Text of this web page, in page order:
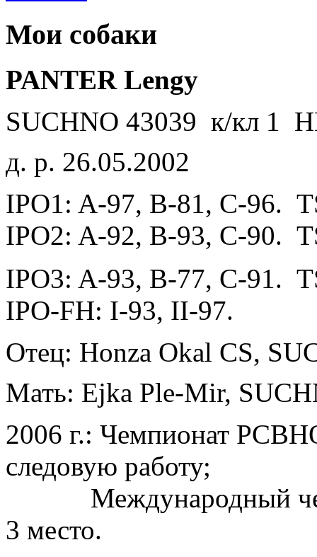
Мои собаки
PANTER Lengy
SUCHNO 43039 к/кл 1
д. р. 26.05.2002
IPO1: A-97, B-81, C-96.
IPO2: A-92, B-93, C-90.
IPO3: A-93, B-77, C-91.
IPO-FH: I-93, II-97.
Отец: Honza Okal CS,
Мать: Ejka Ple-Mir,
2006 г.: Чемпионат
следовую работу;
Международный
3 место.